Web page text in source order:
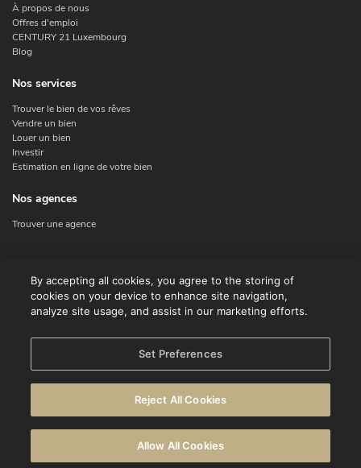
À propos de nous
Offres d'emploi
CENTURY 21 Luxembourg
Blog
Nos services
Trouver le bien de vos rêves
Vendre un bien
Louer un bien
Investir
Estimation en ligne de votre bien
Nos agences
Trouver une agence
Contact
Facebook
Déclaration de confidentialité
Politique en matière de cookies
By accepting all cookies, you agree to the storing of
cookies on your device to enhance site navigation,
analyze site usage, and assist in our marketing efforts.
Set Preferences
Reject All Cookies
Allow All Cookies